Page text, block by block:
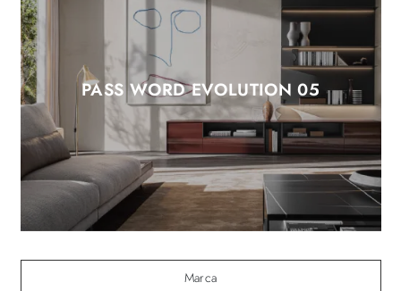
PASS WORD EVOLUTION 05
Marca